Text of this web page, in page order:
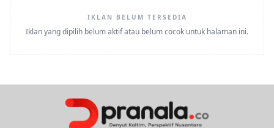
IKLAN BELUM TERSEDIA
Iklan yang dipilih belum aktif atau belum cocok untuk halaman ini.